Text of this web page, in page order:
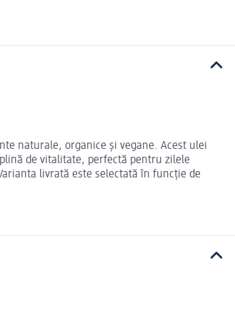
naturale, organice și vegane. Acest ulei
de vitalitate, perfectă pentru zilele
livrată este selectată în funcție de